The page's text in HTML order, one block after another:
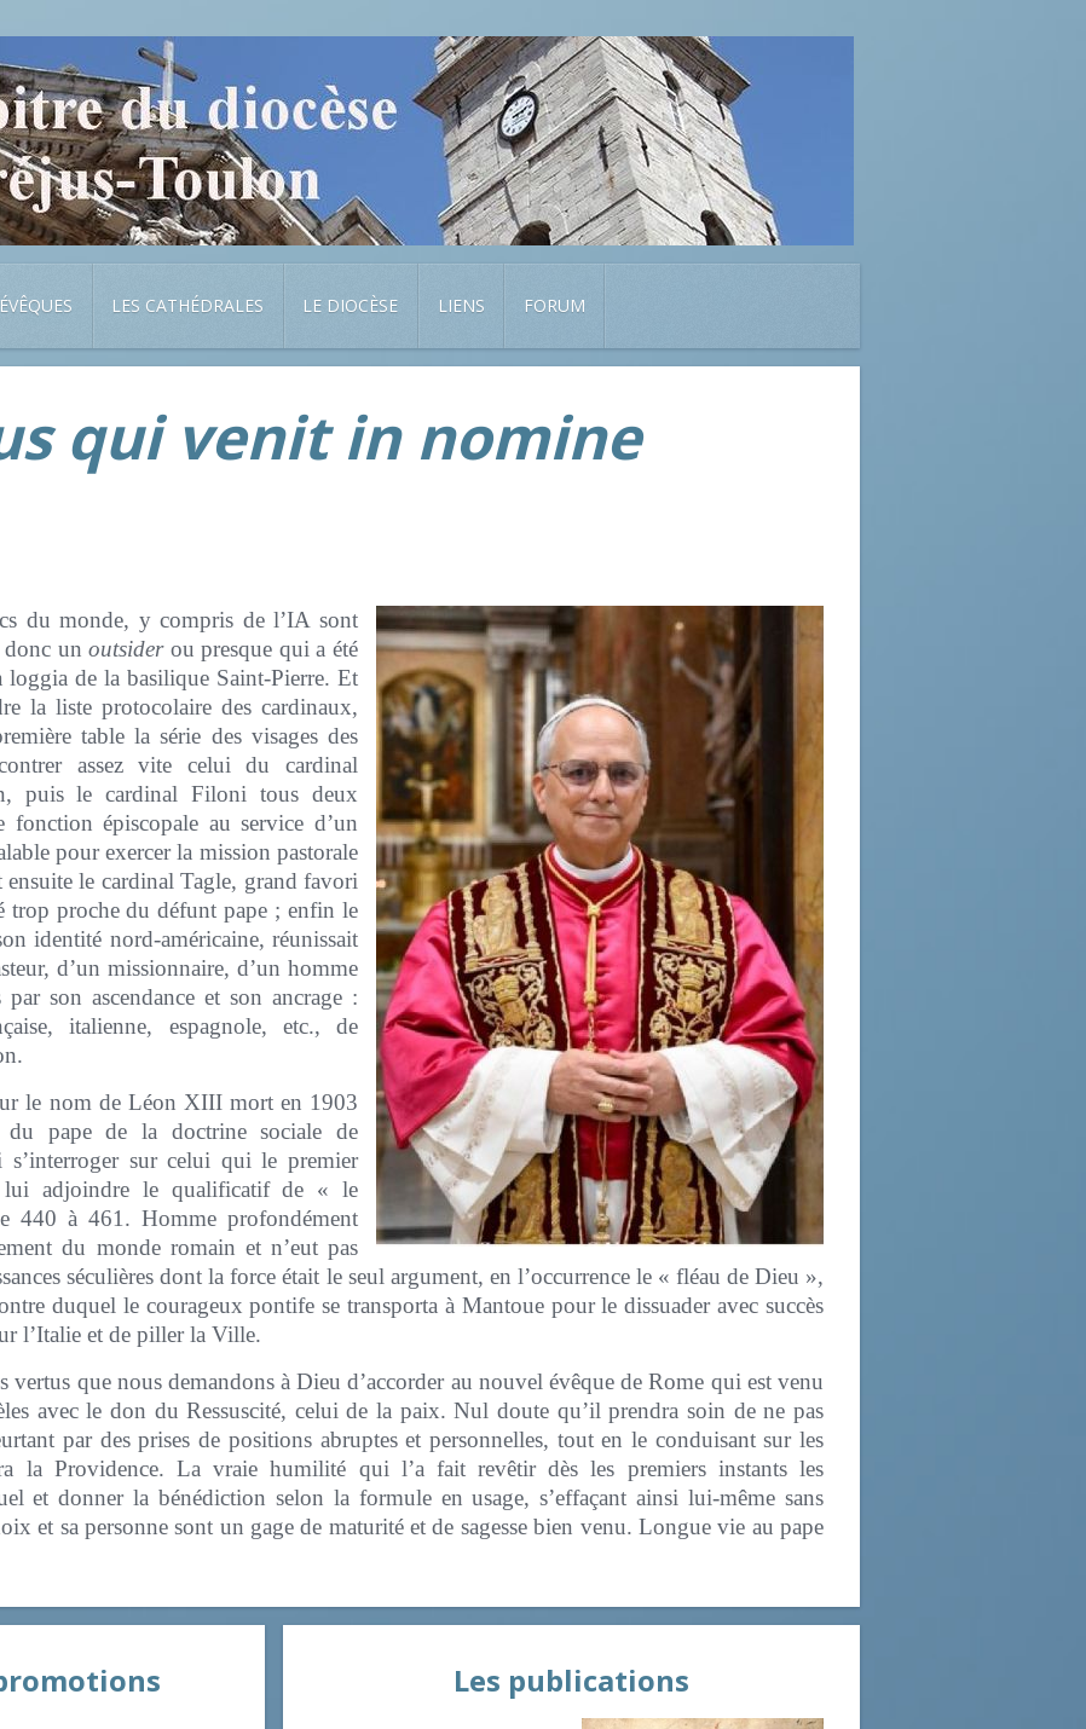
LES CATHÉDRALES LE DIOCÈSE LIENS FORUM
qui venit in nomine
du monde, y compris de l’IA sont
donc unoutsider ou presque qui a été
de la basilique Saint-Pierre. Et
la liste protocolaire des cardinaux,
table la série des visages des
assez vite celui du cardinal
puis le cardinal Filoni tous deux
fonction épiscopale au service d’un
pour exercer la mission pastorale
le cardinal Tagle, grand favori
trop proche du défunt pape ; enfin le
identité nord-américaine, réunissait
d’un missionnaire, d’un homme
son ascendance et son ancrage :
italienne, espagnole, etc., de
le nom de Léon XIII mort en 1903
pape de la doctrine sociale de
s’interroger sur celui qui le premier
adjoindre le qualificatif de « le
440 à 461. Homme profondément
du monde romain et n’eut pas
séculières dont la force était le seul argument, en l’occurrence le « fléau de Dieu »,
duquel le courageux pontife se transporta à Mantoue pour le dissuader avec succès
l’Italie et de piller la Ville.
vertus que nous demandons à Dieu d’accorder au nouvel évêque de Rome qui est venu
avec le don du Ressuscité, celui de la paix. Nul doute qu’il prendra soin de ne pas
par des prises de positions abruptes et personnelles, tout en le conduisant sur les
la Providence. La vraie humilité qui l’a fait revêtir dès les premiers instants les
et donner la bénédiction selon la formule en usage, s’effaçant ainsi lui-même sans
et sa personne sont un gage de maturité et de sagesse bien venu. Longue vie au pape
Les publications